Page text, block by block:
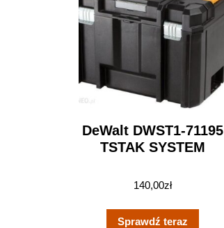
DeWalt DWST1-71195
TSTAK SYSTEM
140,00zł
Sprawdź teraz